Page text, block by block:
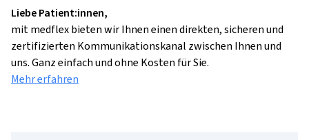
Liebe Patient:innen,
mit medflex bieten wir Ihnen einen direkten, sicheren und
zertifizierten Kommunikationskanal zwischen Ihnen und
uns. Ganz einfach und ohne Kosten für Sie.
Mehr erfahren